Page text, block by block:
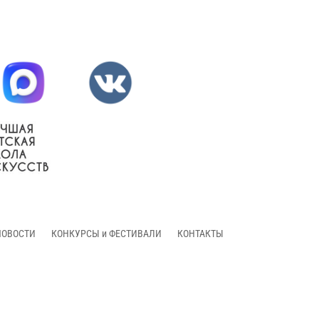
КОНКУРСЫ и ФЕСТИВАЛИ КОНТАКТЫ